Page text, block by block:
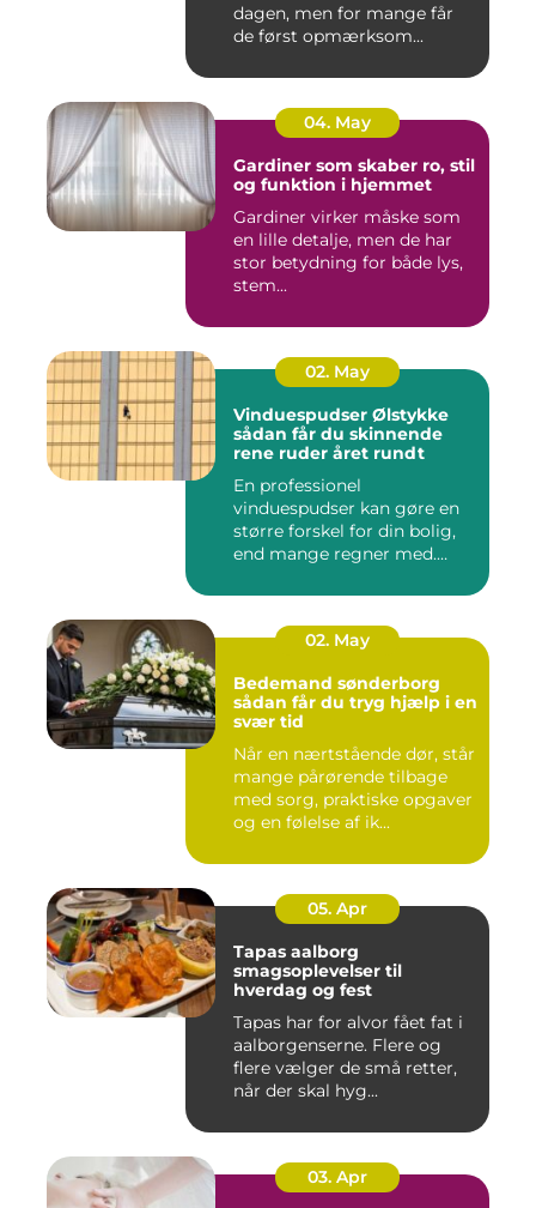
dagen, men for mange får
de først opmærksom...
04. May
Gardiner som skaber ro, stil
og funktion i hjemmet
Gardiner virker måske som
en lille detalje, men de har
stor betydning for både lys,
stem...
02. May
Vinduespudser Ølstykke
sådan får du skinnende
rene ruder året rundt
En professionel
vinduespudser kan gøre en
større forskel for din bolig,
end mange regner med.
02. May
Bedemand sønderborg
sådan får du tryg hjælp i en
svær tid
Når en nærtstående dør, står
mange pårørende tilbage
med sorg, praktiske opgaver
og en følelse af ik...
05. Apr
Tapas aalborg
smagsoplevelser til
hverdag og fest
Tapas har for alvor fået fat i
aalborgenserne. Flere og
flere vælger de små retter,
når der skal hyg...
03. Apr